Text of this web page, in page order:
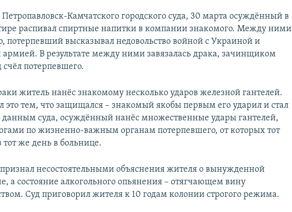
Петропавловск-Камчатского городского суда, 30 марта осуждённый в
распивал спиртные напитки в компании знакомого. Между ними
потерпевший высказывал недовольство войной с Украиной и
армией. В результате между ними завязалась драка, зачинщиком
счёл потерпевшего.
житель нанёс знакомому несколько ударов железной гантелей.
это тем, что защищался – знакомый якобы первым его ударил и стал
суда, осуждённый нанёс множественные удары гантелей,
по жизненно-важным органам потерпевшего, от которых тот
тот же день в больнице.
признал несостоятельными объяснения жителя о вынужденной
а состояние алкогольного опьянения – отягчающем вину
Суд приговорил жителя к 10 годам колонии строгого режима.